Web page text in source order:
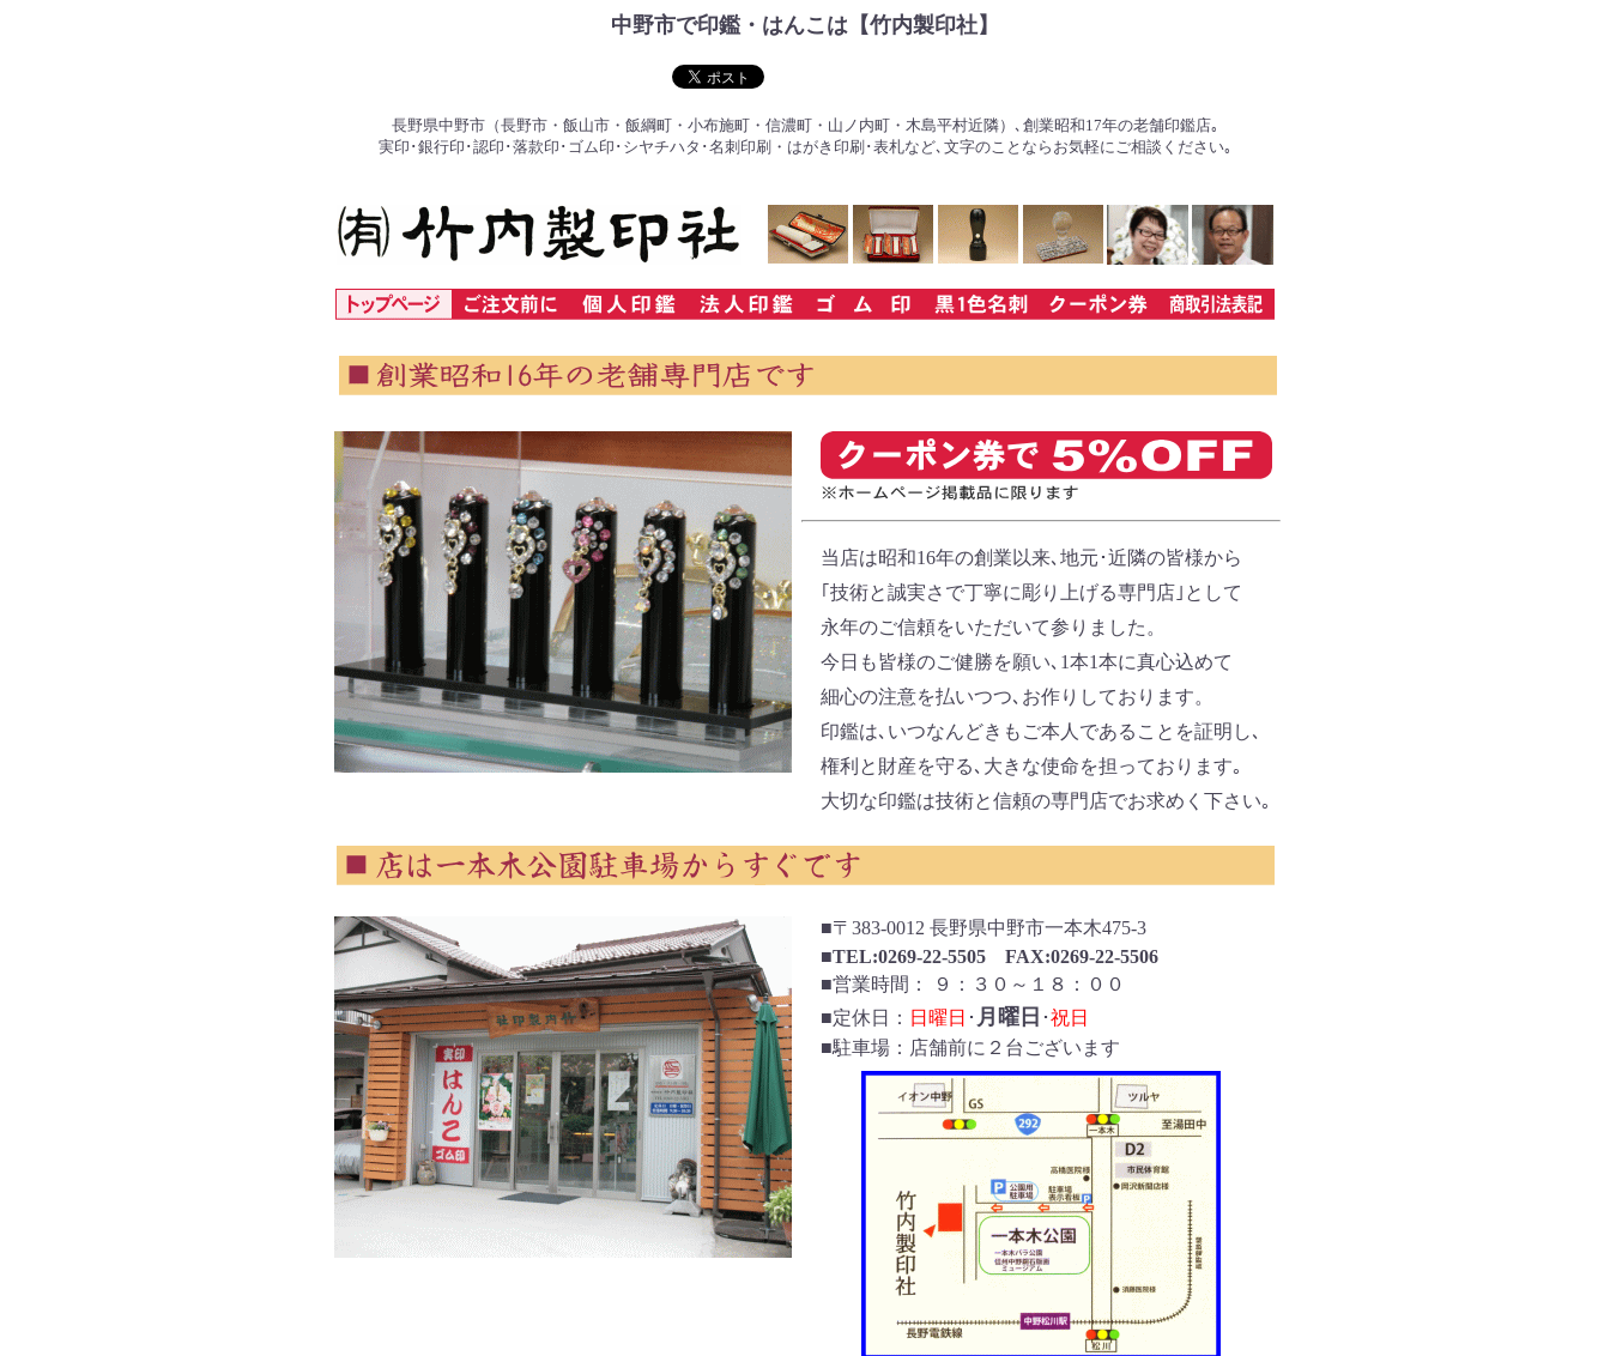
中野市で印鑑・はんこは【竹内製印社】
長野県中野市（長野市・飯山市・飯綱町・小布施町・信濃町・山ノ内町・木島平村近隣）､創業昭和17年の老舗印鑑店｡
実印･銀行印･認印･落款印･ゴム印･シヤチハタ･名刺印刷・はがき印刷･表札など､文字のことならお気軽にご相談ください｡
当店は昭和16年の創業以来､地元･近隣の皆様から
｢技術と誠実さで丁寧に彫り上げる専門店｣として
永年のご信頼をいただいて参りました。
今日も皆様のご健勝を願い､1本1本に真心込めて
細心の注意を払いつつ､お作りしております。
印鑑は､いつなんどきもご本人であることを証明し､
権利と財産を守る､大きな使命を担っております｡
大切な印鑑は技術と信頼の専門店でお求めく下さい｡
■〒383-0012 長野県中野市一本木475-3
■TEL:0269-22-5505 FAX:0269-22-5506
■営業時間： ９：３０～１８：００
■定休日： 日曜日 ･ 月曜日 ･祝日
■駐車場：店舗前に２台ございます